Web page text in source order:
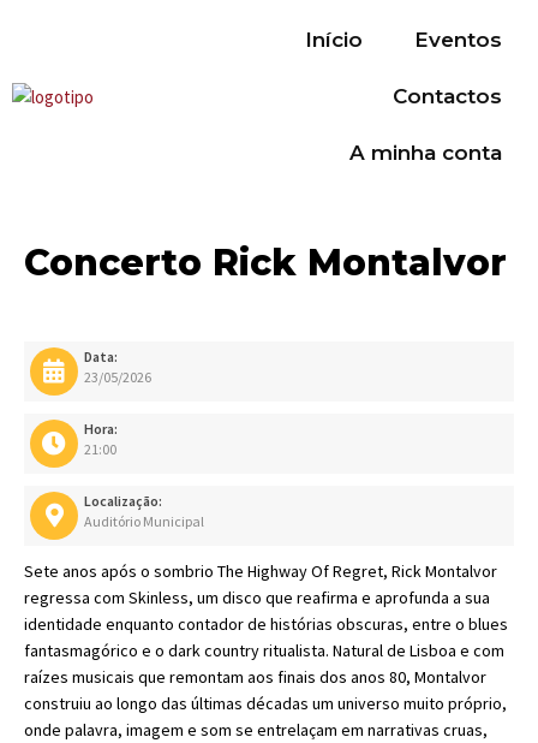
Início Eventos
Contactos
A minha conta
Concerto Rick Montalvor
Data:
23/05/2026
Hora:
21:00
Localização:
Auditório Municipal
Sete anos após o sombrio The Highway Of Regret, Rick Montalvor
regressa com Skinless, um disco que reafirma e aprofunda a sua
identidade enquanto contador de histórias obscuras, entre o blues
fantasmagórico e o dark country ritualista. Natural de Lisboa e com
raízes musicais que remontam aos finais dos anos 80, Montalvor
construiu ao longo das últimas décadas um universo muito próprio,
onde palavra, imagem e som se entrelaçam em narrativas cruas,